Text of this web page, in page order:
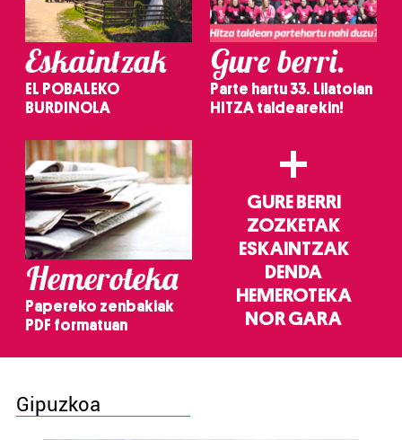
Eskaintzak
EL POBALEKO
BURDINOLA
Gure berri.
Parte hartu 33. Lilatoian
HITZA taldearekin!
Hemeroteka
Papereko zenbakiak
PDF formatuan
+
GURE BERRI
ZOZKETAK
ESKAINTZAK
DENDA
HEMEROTEKA
NOR GARA
Gipuzkoa